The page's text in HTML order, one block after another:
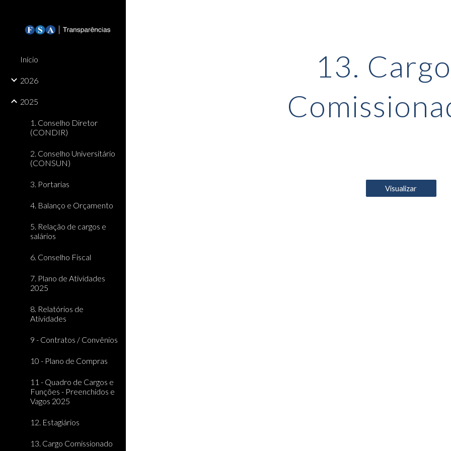
Início
2026
2025
1. Conselho Diretor
(CONDIR)
2. Conselho Universitário
(CONSUN)
3. Portarias
4. Balanço e Orçamento
5. Relação de cargos e
salários
6. Conselho Fiscal
7. Plano de Atividades
2025
8. Relatórios de
Atividades
9 - Contratos / Convênios
10 - Plano de Compras
11 - Quadro de Cargos e
Funções - Preenchidos e
Vagos 2025
12. Estagiários
13. Cargo Comissionado
13. Cargo
Visualizar